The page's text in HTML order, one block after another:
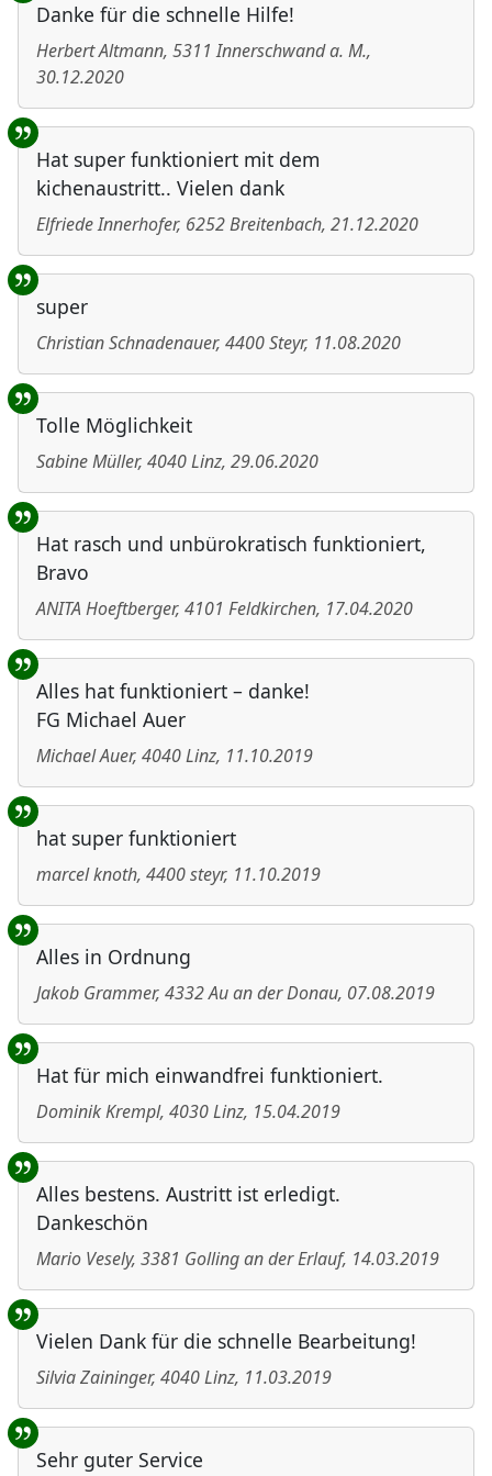
Danke für die schnelle Hilfe!
Herbert Altmann, 5311 Innerschwand a. M.,
30.12.2020
Hat super funktioniert mit dem
kichenaustritt.. Vielen dank
Elfriede Innerhofer, 6252Breitenbach, 21.12.2020
super
Christian Schnadenauer, 4400Steyr, 11.08.2020
Tolle Möglichkeit
Sabine Müller, 4040Linz, 29.06.2020
Hat rasch und unbürokratisch funktioniert,
Bravo
ANITA Hoeftberger, 4101 Feldkirchen, 17.04.2020
Alles hat funktioniert – danke!
FG Michael Auer
Michael Auer, 4040Linz, 11.10.2019
hat super funktioniert
marcel knoth, 4400steyr, 11.10.2019
Alles in Ordnung
Jakob Grammer, 4332Au an der Donau, 07.08.2019
Hat für mich einwandfrei funktioniert.
Dominik Krempl, 4030Linz, 15.04.2019
Alles bestens. Austritt ist erledigt.
Dankeschön
Mario Vesely, 3381 Golling an der Erlauf, 14.03.2019
Vielen Dank für die schnelle Bearbeitung!
Silvia Zaininger, 4040Linz, 11.03.2019
Sehr guter Service